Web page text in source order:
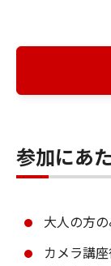
参加にあ
大人の方の
カメラ講